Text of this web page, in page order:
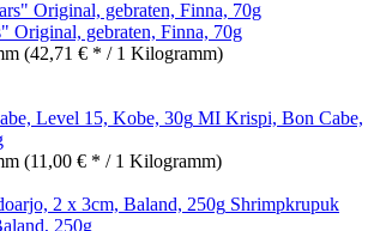
Original, gebraten, Finna, 70g
(42,71 € * / 1 Kilogramm)
MI Krispi, Bon Cabe,
(11,00 € * / 1 Kilogramm)
Shrimpkrupuk
250g